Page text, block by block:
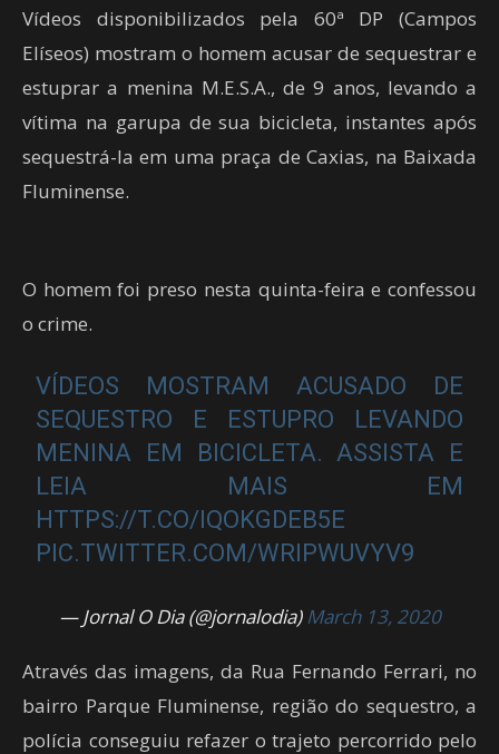
Vídeos disponibilizados pela 60ª DP (Campos
Elíseos) mostram o homem acusar de sequestrar e
estuprar a menina M.E.S.A., de 9 anos, levando a
vítima na garupa de sua bicicleta, instantes após
sequestrá-la em uma praça de Caxias, na Baixada
Fluminense.
O homem foi preso nesta quinta-feira e confessou
o crime.
VÍDEOS MOSTRAM ACUSADO DE
SEQUESTRO E ESTUPRO LEVANDO
MENINA EM BICICLETA. ASSISTA E
LEIA MAIS EM
HTTPS://T.CO/IQOKGDEB5E
PIC.TWITTER.COM/WRIPWUVYV9
— Jornal O Dia (@jornalodia) March 13, 2020
Através das imagens, da Rua Fernando Ferrari, no
bairro Parque Fluminense, região do sequestro, a
polícia conseguiu refazer o trajeto percorrido pelo